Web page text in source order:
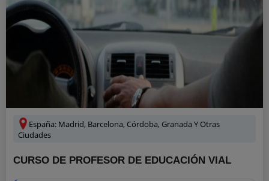
España: Madrid, Barcelona, Córdoba, Granada Y Otras
Ciudades
CURSO DE PROFESOR DE EDUCACIÓN VIAL